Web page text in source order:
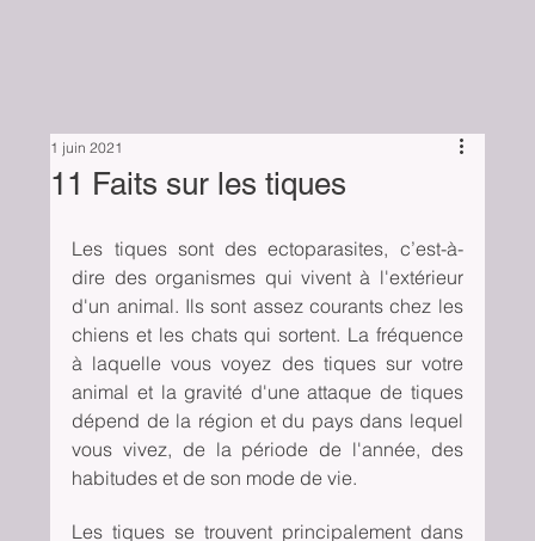
11 Faits sur les tiques
1 juin 2021
Les tiques sont des ectoparasites, c’est-à-
dire des organismes qui vivent à l'extérieur
d'un animal. Ils sont assez courants chez les
chiens et les chats qui sortent. La fréquence
à laquelle vous voyez des tiques sur votre
animal et la gravité d'une attaque de tiques
dépend de la région et du pays dans lequel
vous vivez, de la période de l'année, des
habitudes et de son mode de vie.
Les tiques se trouvent principalement dans